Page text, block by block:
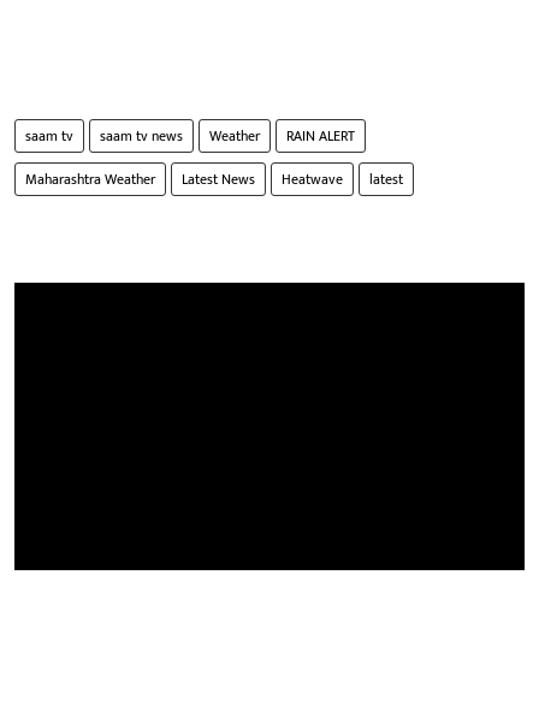
saam tv saam tv news Weather
RAIN ALERT
Maharashtra Weather
Latest News Heatwave latest